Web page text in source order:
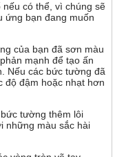
có thể, vì chúng sẽ
ứng bạn đang muốn
của bạn đã sơn màu
mạnh để tạo ấn
Nếu các bức tường đã
độ đậm hoặc nhạt hơn
tường thêm lôi
những màu sắc hài